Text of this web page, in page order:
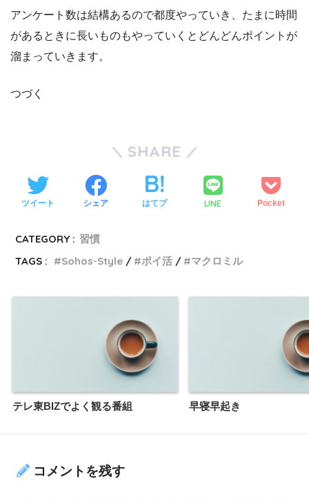
アンケート数は結構あるので都度やっていき、たまに時間
があるときに長いものもやっていくとどんどんポイントが
溜まっていきます。
つづく
SHARE
ツイート シェア はてブ LINE Pocket
CATEGORY : 習慣
TAGS :
Sohos-Style ポイ活 マクロミル
テレ東BIZでよく観る番組 早寝早起き
コメントを残す